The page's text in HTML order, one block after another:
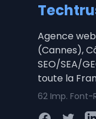
Agence
(Cannes),
SEO/SEA/
toute la
62 Imp. Font-